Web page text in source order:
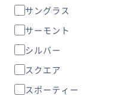
サングラス
サーモント
シルバー
スクエア
スポーティー